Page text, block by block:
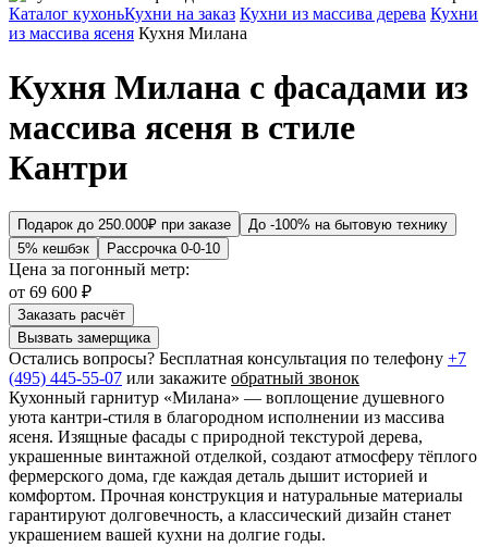
Кухни на заказ Кухни из массива дерева Кухни
из массива ясеня Кухня Милана
Кухня Милана с фасадами из
массива ясеня в стиле
Кантри
Подарок до 250.000₽ при заказе
До -100% на бытовую технику
5% кешбэк
Рассрочка 0-0-10
Цена за погонный метр:
от 69 600 ₽
Заказать расчёт
Вызвать замерщика
Остались вопросы? Бесплатная консультация по телефону +7
(495) 445-55-07 или закажите обратный звонок
Кухонный гарнитур «Милана» — воплощение душевного
уюта кантри-стиля в благородном исполнении из массива
ясеня. Изящные фасады с природной текстурой дерева,
украшенные винтажной отделкой, создают атмосферу тёплого
фермерского дома, где каждая деталь дышит историей и
комфортом. Прочная конструкция и натуральные материалы
гарантируют долговечность, а классический дизайн станет
украшением вашей кухни на долгие годы.